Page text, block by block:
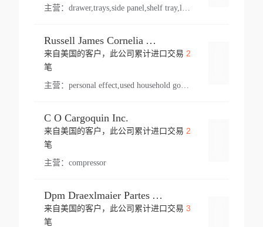
主营：
Russell James Cornelia Arlington Va
来自美国的客户，此公司累计进口交易 2
笔
主营： personal effect,used household goods
C O Cargoquin Inc.
来自美国的客户，此公司累计进口交易 2
笔
主营： compressor
Dpm Draexlmaier Partes Automotrices Corr Ind Huejotzingo
来自美国的客户，此公司累计进口交易 3
笔